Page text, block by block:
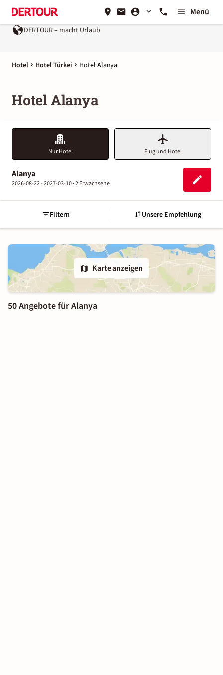
Menü
DERTOUR – macht Urlaub
Hotel Hotel Türkei Hotel Alanya
Hotel Alanya
Nur Hotel Flug und Hotel
Alanya
2026-08-22 - 2027-03-10 ·2 Erwachsene
Filtern Unsere Empfehlung
Karte anzeigen
50 Angebote für Alanya